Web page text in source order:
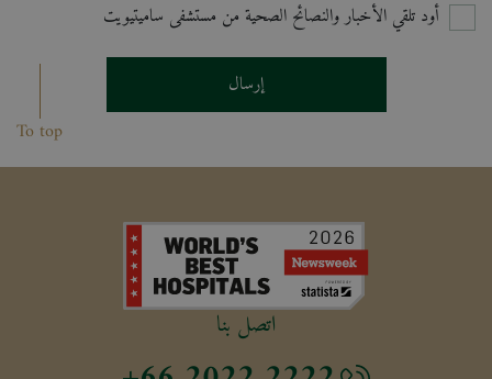
أود تلقي الأخبار والنصائح الصحية من مستشفى ساميتيويت
إرسال
To top
اتصل بنا